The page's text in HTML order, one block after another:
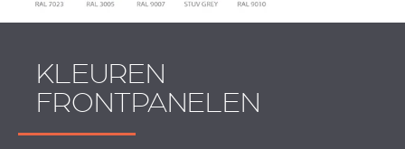
KLEUREN
FRONTPANELEN